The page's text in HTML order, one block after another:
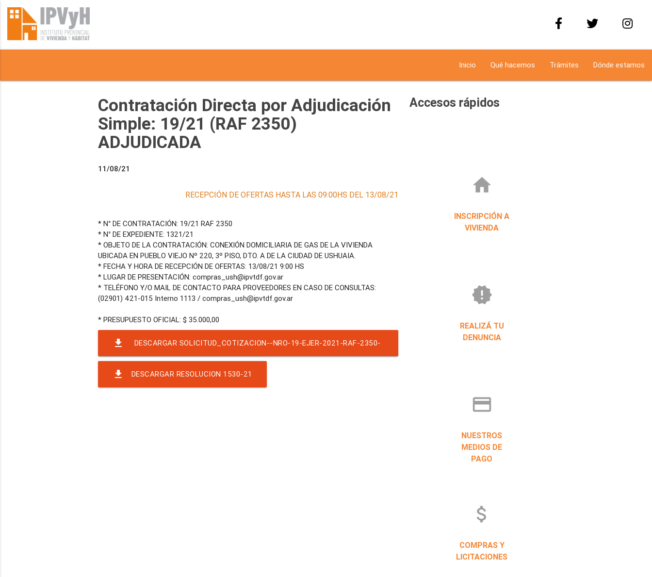
Inicio Qué hacemos Trámites Dónde estamos
Contratación Directa por Adjudicación
Simple: 19/21 (RAF 2350)
ADJUDICADA
11/08/21
RECEPCIÓN DE OFERTAS HASTA LAS 09:00HS DEL 13/08/21
* N° DE CONTRATACIÓN: 19/21 RAF 2350
* N° DE EXPEDIENTE: 1321/21
* OBJETO DE LA CONTRATACIÓN: CONEXIÓN DOMICILIARIA DE GAS DE LA VIVIENDA
UBICADA EN PUEBLO VIEJO Nº 220, 3º PISO, DTO. A DE LA CIUDAD DE USHUAIA.
* FECHA Y HORA DE RECEPCIÓN DE OFERTAS: 13/08/21 9:00 HS
* LUGAR DE PRESENTACIÓN: compras_ush@ipvtdf.gov.ar
* TELÉFONO Y/O MAIL DE CONTACTO PARA PROVEEDORES EN CASO DE CONSULTAS:
(02901) 421-015 Interno 1113 / compras_ush@ipvtdf.gov.ar
file_download DESCARGAR SOLICITUD_COTIZACION--NRO-19-EJER-2021-RAF-2350-
file_download DESCARGAR RESOLUCION 1530-21
Accesos rápidos
home
INSCRIPCIÓN A
VIVIENDA
new_releases
REALIZÁ TU
DENUNCIA
credit_card
NUESTROS
MEDIOS DE
PAGO
attach_money
COMPRAS Y
LICITACIONES